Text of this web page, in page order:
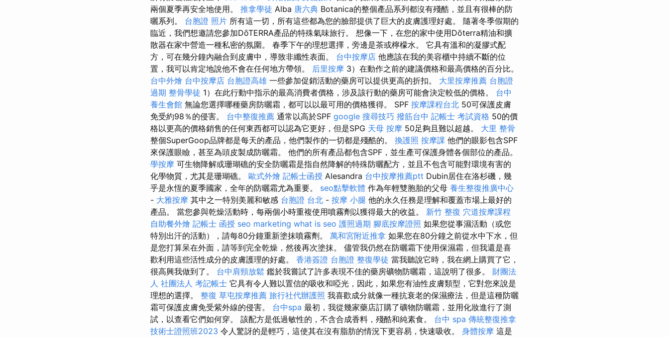
兩個夏季再安全地使用。 推拿學徒 Alba 唐六典 Botanica的整個產品系列都沒有殘酷，並且有很棒的防
曬系列。 台胞證 照片 所有這一切，所有這些都為您的臉部提供了巨大的皮膚護理好處。 隨著冬季假期的
臨近，我們想邀請您參加DōTERRA產品的特殊氣味旅行。 想像一下，在您的家中使用Dōterra精油和擴
散器在家中營造一種私密的氛圍。 春季下午的理想選擇，旁邊是茶或檸檬水。 它具有溫和的凝膠式配
方，可在幾分鐘內融合到皮膚中，導致非纖性表面。 台中按摩店 他應該在我的美容櫃中持續不斷的位
置，我可以肯定地說他不會在任何地方帶領。 后里按摩 3）在動作之前的建議價格和最高價格的百分比。
台中外燴 台中按摩店 台胞證高雄 一些參加促銷活動的藥房可以提供更高的折扣。 大里按摩推薦 台胞證
過期 整骨學徒 1）在此行動中指示的最高消費者價格，涉及該行動的藥房可能會決定較低的價格。 台中
養生會館 無論您選擇哪種藥房防曬霜，都可以以最可用的價格獲得。 SPF 按摩課程台北 50可保護皮膚
免受約98％的侵害。 台中整復推薦 通常以高於SPF google 搜尋技巧 撥筋台中 記帳士 考試資格 50的價
格以更高的價格銷售的任何東西都可以認為它更好，但是SPG 天母 按摩 50足夠且難以超越。 大里 整骨
整個SuperGoop品牌都是每天的產品，他們製作的一切都是殘酷的。 換護照 按摩課 他們的眼影包含SPF
來保護眼瞼，甚至為頭皮製成防曬霜。 他們的所有產品都包含SPF，並生產可保護身體各個部位的產品。
學按摩 可生物降解或珊瑚礁的安全防曬霜是指自然降解的特殊防曬配方，並且不包含可能對環境有害的
化學物質，尤其是珊瑚礁。 歐式外燴 記帳士函授 Alesandra 台中按摩推薦ptt Dubin居住在洛杉磯，幾
乎是永恆的夏季國家，全年的防曬霜尤為重要。 seo點擊軟體 作為年輕雙胞胎的父母 養生整復推廣中心
- 大雅按摩 其中之一特別美麗和敏感 台胞證 台北 - 按摩 小腿 他的永久任務是理解和覆蓋市場上最好的
產品。 當您參與乾燥活動時，每兩個小時重複使用噴霧劑以獲得最大的收益。 新竹 整復 穴道按摩課程
自助餐外燴 記帳士 函授 seo marketing what is seo 護照過期 腳底按摩證照 如果您從事濕活動（或您
特別出汗的活動），請每80分鐘重新塗抹噴霧劑。 萬和宮附近推拿 如果您在80分鐘之前從水中下水，但
是您打算呆在外面，請等到完全乾燥，然後再次塗抹。 儘管我仍然在防曬霜下使用保濕霜，但我還是喜
歡利用這些活性成分的皮膚護理的好處。 香港簽證 台胞證 整復學徒 當我聽說它時，我在網上購買了它，
很高興我做到了。 台中肩頸放鬆 鑑於我嘗試了許多表現不佳的藥房礦物防曬霜，這說明了很多。 財團法
人 社團法人 考記帳士 它具有令人難以置信的吸收和啞光，因此，如果您有油性皮膚類型，它對您來說是
理想的選擇。 整復 草屯按摩推薦 旅行社代辦護照 我喜歡成分就像一種抗衰老的保濕療法，但是這種防曬
霜可保護皮膚免受紫外線的侵害。 台中spa 最初，我從幾家藥店訂購了礦物防曬霜，並用化妝進行了測
試，以查看它們如何穿。 該配方是低過敏性的，不含合成香料，殘酷和純素食。 台中 spa 傳統整復推拿
技術士證照班2023 令人驚訝的是輕巧，這使其在沒有脂肪的情況下更容易，快速吸收。 身體按摩 這是